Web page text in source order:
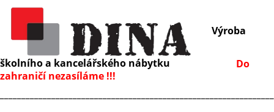
Výroba
školního a kancelářského nábytku Do
zahraničí nezasíláme !!!